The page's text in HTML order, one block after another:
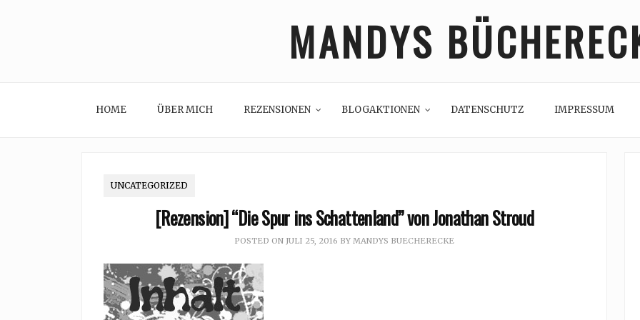
MANDYS
HOME ÜBER MICH REZENSIONEN BLOGAKTIONEN DATENSCHUTZ IMPRESSUM
UNCATEGORIZED
[Rezension] “Die Spur ins Schattenland” von Jonathan Stroud
POSTED ON JULI 25, 2016 BY MANDYS BUECHERECKE